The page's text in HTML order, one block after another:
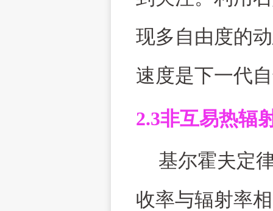
现多自由度的
速度是下一代
2.3非互易热辐
基尔霍夫定
收率与辐射率